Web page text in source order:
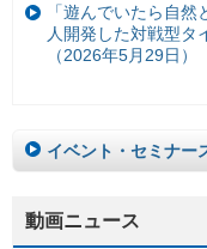
「遊んでいたら自
人開発した対戦型タ
（2026年5月29日）
イベント・セミナー
動画ニュース